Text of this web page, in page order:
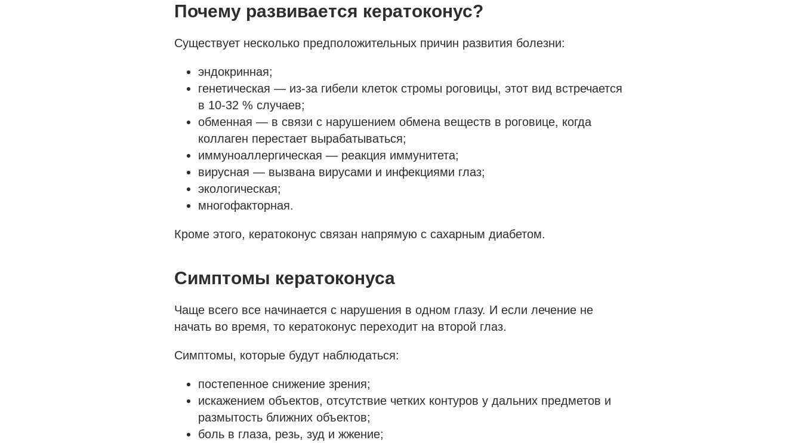
Почему развивается кератоконус?
Существует несколько предположительных причин развития болезни:
эндокринная;
генетическая — из-за гибели клеток стромы роговицы, этот вид встречается
в 10-32 % случаев;
обменная — в связи с нарушением обмена веществ в роговице, когда
коллаген перестает вырабатываться;
иммуноаллергическая — реакция иммунитета;
вирусная — вызвана вирусами и инфекциями глаз;
экологическая;
многофакторная.
Кроме этого, кератоконус связан напрямую с сахарным диабетом.
Симптомы кератоконуса
Чаще всего все начинается с нарушения в одном глазу. И если лечение не
начать во время, то кератоконус переходит на второй глаз.
Симптомы, которые будут наблюдаться:
постепенное снижение зрения;
искажением объектов, отсутствие четких контуров у дальних предметов и
размытость ближних объектов;
боль в глаза, резь, зуд и жжение;